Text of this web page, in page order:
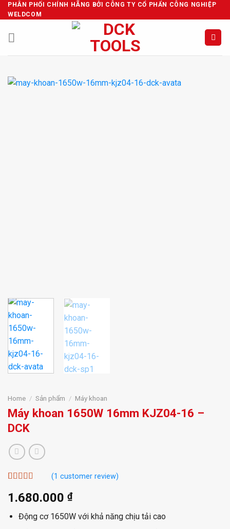
Skip
to
content
PHÂN PHỐI CHÍNH HÃNG BỞI CÔNG TY CỔ PHẨN CÔNG NGHIỆP
WELDCOM
Home / Sản phẩm / Máy khoan
Máy khoan 1650W 16mm KJZ04-16 –
DCK
out of 5
customer
rating
(1 customer review)
1.680.000 ₫
Động cơ 1650W với khả năng chịu tải cao